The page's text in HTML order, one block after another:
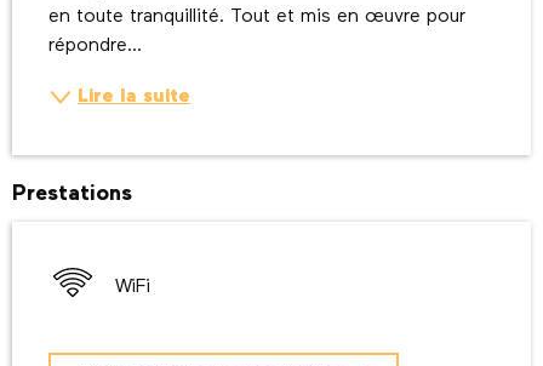
en toute tranquillité. Tout et mis en œuvre pour
répondre...
Lire la suite
Prestations
WiFi